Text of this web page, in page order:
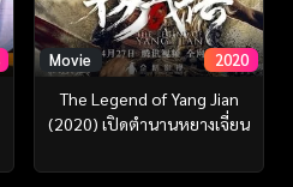
Movie 2020
The Legend of Yang Jian
(2020) เปิดตำนานหยางเจี่ยน